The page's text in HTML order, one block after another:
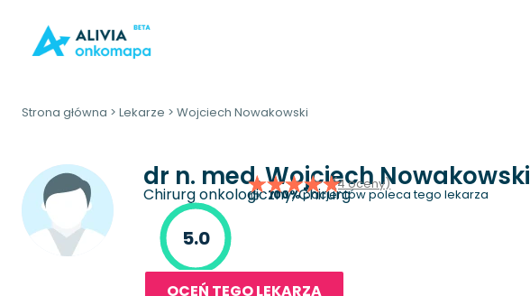
Strona główna > Lekarze > Wojciech Nowakowski
dr n. med.Wojciech Nowakowski
Chirurg onkologiczny, Chirurg
5.0
(4 oceny)
100%pacjentów poleca tego lekarza
OCEŃ TEGO LEKARZA